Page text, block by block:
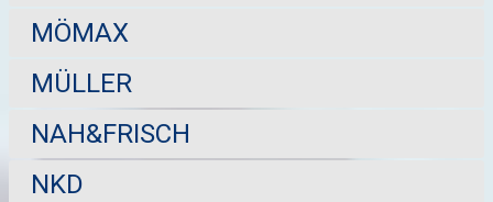
MÖMAX
MÜLLER
NAH&FRISCH
NKD